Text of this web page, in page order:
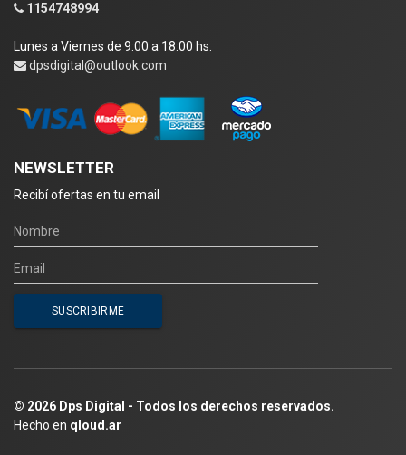
1154748994
Lunes a Viernes de 9:00 a 18:00 hs.
dpsdigital@outlook.com
NEWSLETTER
Recibí ofertas en tu email
© 2026 Dps Digital - Todos los derechos reservados.
Hecho en qloud.ar